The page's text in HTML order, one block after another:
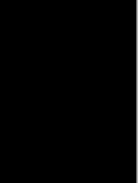
con enlaces a
catálogo de
puedes
prioridad y te